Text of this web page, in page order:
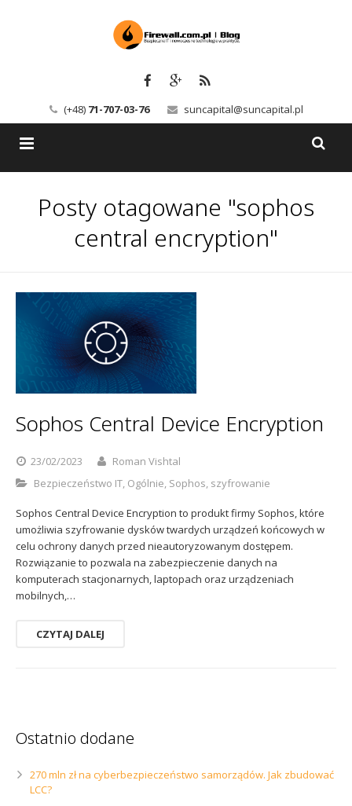
(+48) 71-707-03-76 suncapital@suncapital.pl
Backup-Solutions
Kerio
Serwery pocztowe
Sophos
Usługi
Szkolenia
Kontakt
Polityka prywatności
Posty otagowane "sophos
central encryption"
Sophos Central Device Encryption
23/02/2023
Roman Vishtal
Bezpieczeństwo IT, Ogólnie, Sophos, szyfrowanie
Sophos Central Device Encryption to produkt firmy Sophos, które
umożliwia szyfrowanie dysków twardych urządzeń końcowych w
celu ochrony danych przed nieautoryzowanym dostępem.
Rozwiązanie to pozwala na zabezpieczenie danych na
komputerach stacjonarnych, laptopach oraz urządzeniach
mobilnych,…
CZYTAJ DALEJ
Ostatnio dodane
270 mln zł na cyberbezpieczeństwo samorządów. Jak zbudować
LCC?